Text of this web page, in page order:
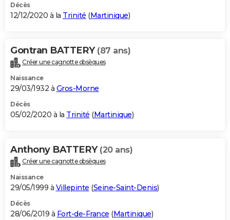
Décès
12/12/2020 à la Trinité (Martinique)
Gontran BATTERY (87 ans)
Créer une cagnotte obsèques
Naissance
29/03/1932 à Gros-Morne
Décès
05/02/2020 à la Trinité (Martinique)
Anthony BATTERY (20 ans)
Créer une cagnotte obsèques
Naissance
29/05/1999 à Villepinte (Seine-Saint-Denis)
Décès
28/06/2019 à Fort-de-France (Martinique)